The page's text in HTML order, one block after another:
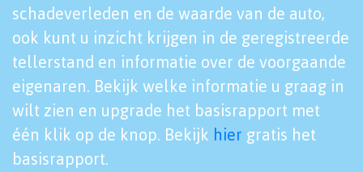
schadeverleden en de waarde van de auto,
ook kunt u inzicht krijgen in de geregistreerde
tellerstand en informatie over de voorgaande
eigenaren. Bekijk welke informatie u graag in
wilt zien en upgrade het basisrapport met
één klik op de knop. Bekijk hier gratis het
basisrapport.